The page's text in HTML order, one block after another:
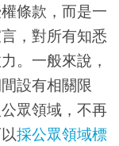
條款，而是一
，對所有知悉
。一般來說，
設有相關限
眾領域，不再
採公眾領域標